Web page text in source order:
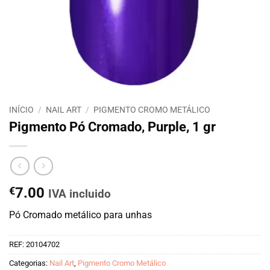
INÍCIO / NAIL ART / PIGMENTO CROMO METÁLICO
Pigmento Pó Cromado, Purple, 1 gr
€7.00 IVA incluido
Pó Cromado metálico para unhas
REF: 20104702
Categorias: Nail Art Pigmento Cromo Metálico